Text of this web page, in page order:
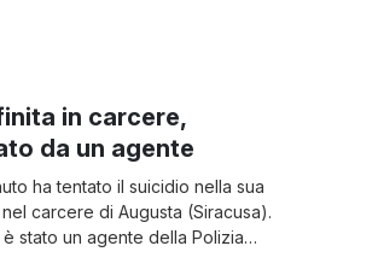
in carcere,
da un agente
ha tentato il suicidio nella sua
carcere di Augusta (Siracusa).
stato un agente della Polizia
accorto di ciò che stava